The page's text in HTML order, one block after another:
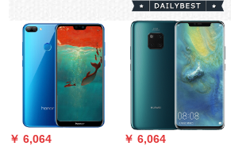
￥ 6,064
￥ 6,064